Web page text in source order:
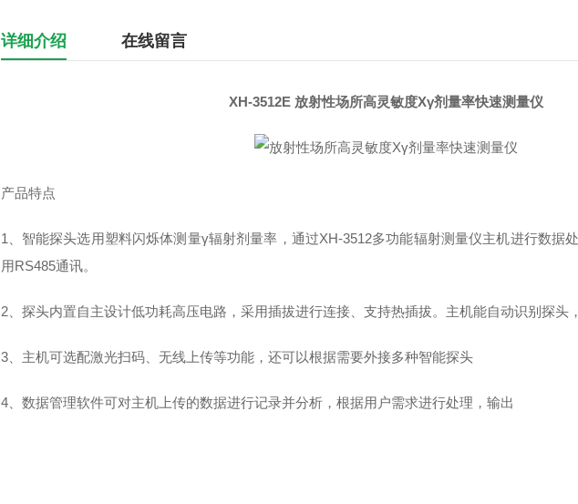
详细介绍 在线留言
XH-3512E 放射性场所高灵敏度Xγ剂量率快速测量仪
产品特点
1、智能探头选用塑料闪烁体测量γ辐射剂量率，通过XH-3512多功能辐射测量仪主机进行数据
用RS485通讯。
2、探头内置自主设计低功耗高压电路，采用插拔进行连接、支持热插拔。主机能自动识别探头
3、主机可选配激光扫码、无线上传等功能，还可以根据需要外接多种智能探头
4、数据管理软件可对主机上传的数据进行记录并分析，根据用户需求进行处理，输出